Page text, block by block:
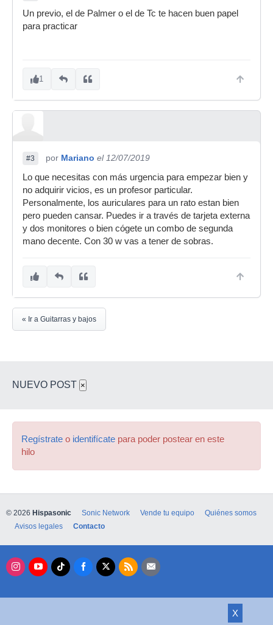
Un previo, el de Palmer o el de Tc te hacen buen papel
para practicar
1
#3 por Mariano el 12/07/2019
Lo que necesitas con más urgencia para empezar bien y
no adquirir vicios, es un profesor particular.
Personalmente, los auriculares para un rato estan bien
pero pueden cansar. Puedes ir a través de tarjeta externa
y dos monitores o bien cógete un combo de segunda
mano decente. Con 30 w vas a tener de sobras.
« Ir a Guitarras y bajos
NUEVO POST ×
Regístrate o identifícate para poder postear en este
hilo
X
© 2026 Hispasonic Sonic Network Vende tu equipo
Quiénes somos
Avisos legales
Contacto